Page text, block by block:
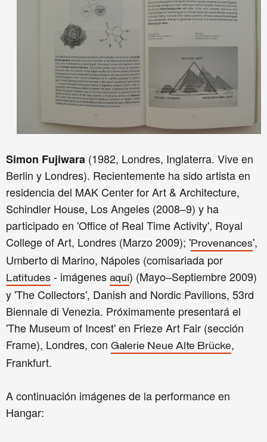
Simon Fujiwara (1982, Londres, Inglaterra. Vive en
Berlin y Londres). Recientemente ha sido artista en
residencia del MAK Center for Art & Architecture,
Schindler House, Los Angeles (2008–9) y ha
participado en 'Office of Real Time Activity', Royal
College of Art, Londres (Marzo 2009); 'Provenances',
Umberto di Marino, Nápoles (comisariada por
Latitudes - imágenes aquí) (Mayo–Septiembre 2009)
y 'The Collectors', Danish and Nordic Pavilions, 53rd
Biennale di Venezia. Próximamente presentará el
'The Museum of Incest' en Frieze Art Fair (sección
Frame), Londres, con Galerie Neue Alte Brücke,
Frankfurt.
A continuación imágenes de la performance en
Hangar: